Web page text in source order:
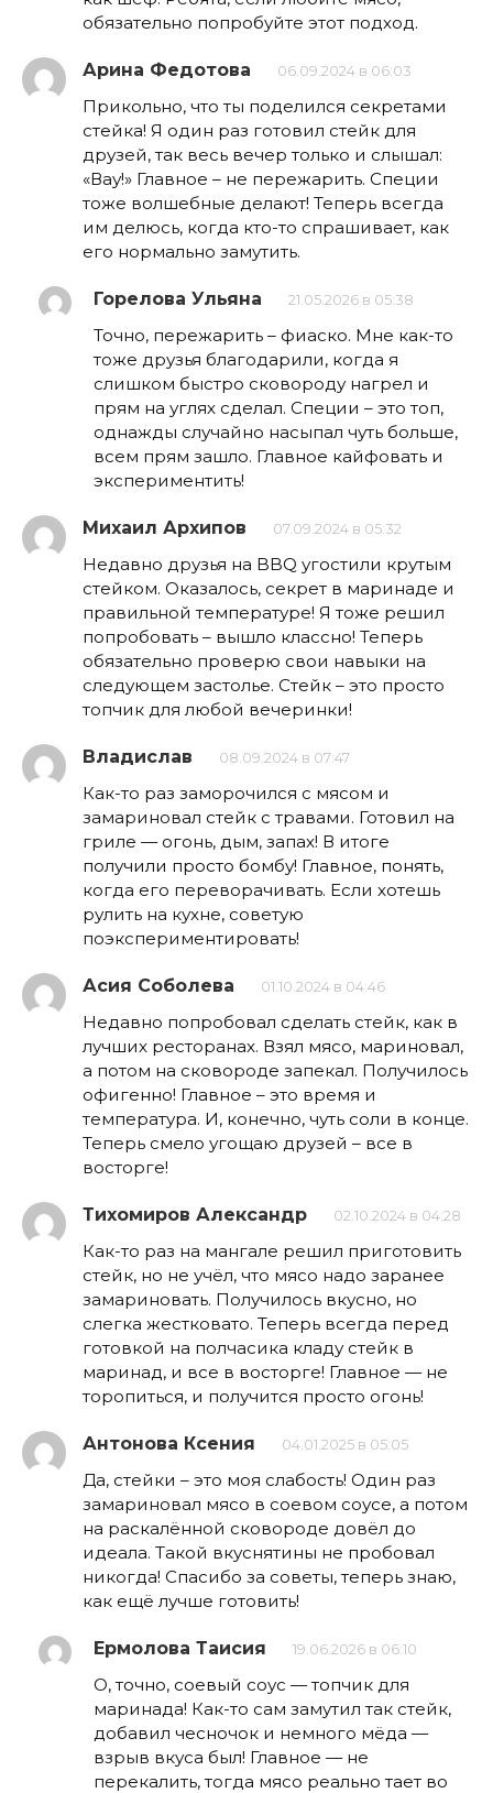
обязательно попробуйте этот подход.
Арина Федотова 06.09.2024 в 06:03
Прикольно, что ты поделился секретами
стейка! Я один раз готовил стейк для
друзей, так весь вечер только и слышал:
«Вау!» Главное – не пережарить. Специи
тоже волшебные делают! Теперь всегда
им делюсь, когда кто-то спрашивает, как
его нормально замутить.
Горелова Ульяна 21.05.2026 в 05:38
Точно, пережарить – фиаско. Мне как-то
тоже друзья благодарили, когда я
слишком быстро сковороду нагрел и
прям на углях сделал. Специи – это топ,
однажды случайно насыпал чуть больше,
всем прям зашло. Главное кайфовать и
экспериментить!
Михаил Архипов 07.09.2024 в 05:32
Недавно друзья на BBQ угостили крутым
стейком. Оказалось, секрет в маринаде и
правильной температуре! Я тоже решил
попробовать – вышло классно! Теперь
обязательно проверю свои навыки на
следующем застолье. Стейк – это просто
топчик для любой вечеринки!
Владислав 08.09.2024 в 07:47
Как-то раз заморочился с мясом и
замариновал стейк с травами. Готовил на
гриле — огонь, дым, запах! В итоге
получили просто бомбу! Главное, понять,
когда его переворачивать. Если хотешь
рулить на кухне, советую
поэкспериментировать!
Асия Соболева 01.10.2024 в 04:46
Недавно попробовал сделать стейк, как в
лучших ресторанах. Взял мясо, мариновал,
а потом на сковороде запекал. Получилось
офигенно! Главное – это время и
температура. И, конечно, чуть соли в конце.
Теперь смело угощаю друзей – все в
восторге!
Тихомиров Александр 02.10.2024 в 04:28
Как-то раз на мангале решил приготовить
стейк, но не учёл, что мясо надо заранее
замариновать. Получилось вкусно, но
слегка жестковато. Теперь всегда перед
готовкой на полчасика кладу стейк в
маринад, и все в восторге! Главное — не
торопиться, и получится просто огонь!
Антонова Ксения 04.01.2025 в 05:05
Да, стейки – это моя слабость! Один раз
замариновал мясо в соевом соусе, а потом
на раскалённой сковороде довёл до
идеала. Такой вкуснятины не пробовал
никогда! Спасибо за советы, теперь знаю,
как ещё лучше готовить!
Ермолова Таисия 19.06.2026 в 06:10
О, точно, соевый соус — топчик для
маринада! Как-то сам замутил так стейк,
добавил чесночок и немного мёда —
взрыв вкуса был! Главное — не
перекалить, тогда мясо реально тает во